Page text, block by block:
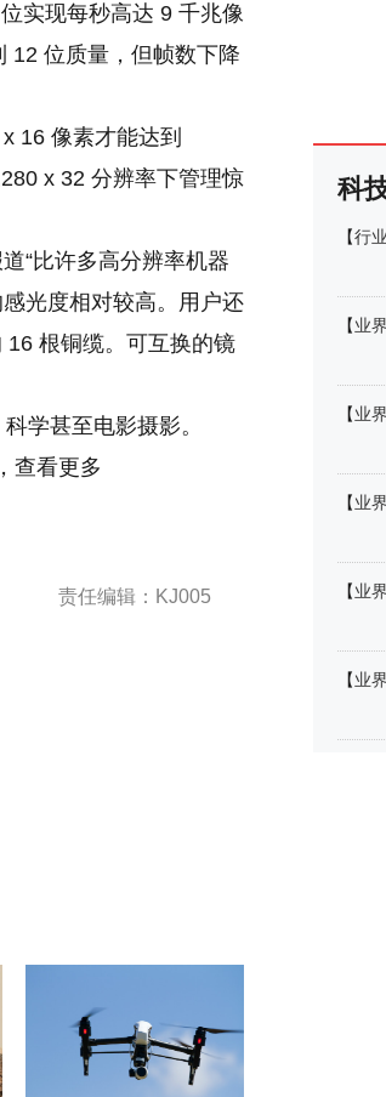
实现每秒高达 9 千兆像
12 位质量，但帧数下降
16 像素才能达到
x 32 分辨率下管理惊
“比许多高分辨率机器
光度相对较高。用户还
根铜缆。可互换的镜
学甚至电影摄影。
查看更多
责任编辑：KJ005
科
【行业
【业界
【业界
【业界
【业界
【业界